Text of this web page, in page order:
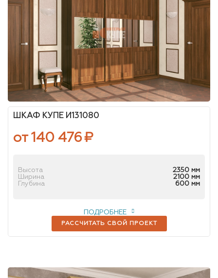
ШКАФ КУПЕ И131080
от 140 476₽
Высота
2350 мм
Ширина
2100 мм
Глубина
600 мм
РАССЧИТАТЬ СВОЙ ПРОЕКТ
ПОДРОБНЕЕ